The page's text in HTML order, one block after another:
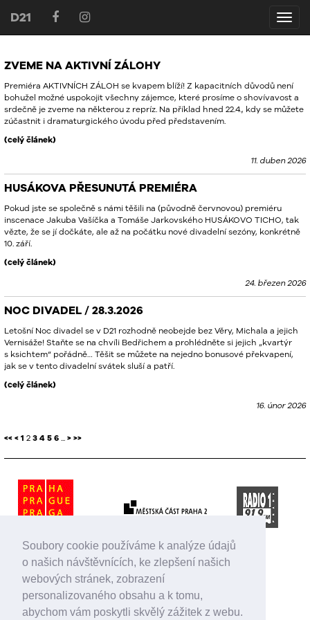
Soubory cookie používáme k analýze údajů
o našich návštěvnících, ke zlepšení našich
webových stránek, zobrazení
personalizovaného obsahu a k tomu,
abychom vám poskytli skvělý zážitek z webu.
D21
D21
ZVEME NA AKTIVNÍ ZÁLOHY
Premiéra AKTIVNÍCH ZÁLOH se kvapem blíží! Z kapacitních důvodů není
bohužel možné uspokojit všechny zájemce, které prosíme o shovívavost a
srdečně je zveme na některou z repríz. Na příklad hned 22.4., kdy se můžete
zúčastnit i dramaturgického úvodu před představením.
(celý článek)
11. duben 2026
HUSÁKOVA PŘESUNUTÁ PREMIÉRA
Pokud jste se společně s námi těšili na (původně červnovou) premiéru
inscenace Jakuba Vašíčka a Tomáše Jarkovského HUSÁKOVO TICHO, tak
vězte, že se jí dočkáte, ale až na počátku nové divadelní sezóny, konkrétně
10. září.
(celý článek)
24. březen 2026
NOC DIVADEL / 28.3.2026
Letošní Noc divadel se v D21 rozhodně neobejde bez Věry, Michala a jejich
Vernisáže! Staňte se na chvíli Bedřichem a prohlédněte si jejich „kvartýr
s ksichtem“ pořádně… Těšit se můžete na nejedno bonusové překvapení,
jak se v tento divadelní svátek sluší a patří.
(celý článek)
16. únor 2026
<< < 1 2 3 4 5 6 > >>